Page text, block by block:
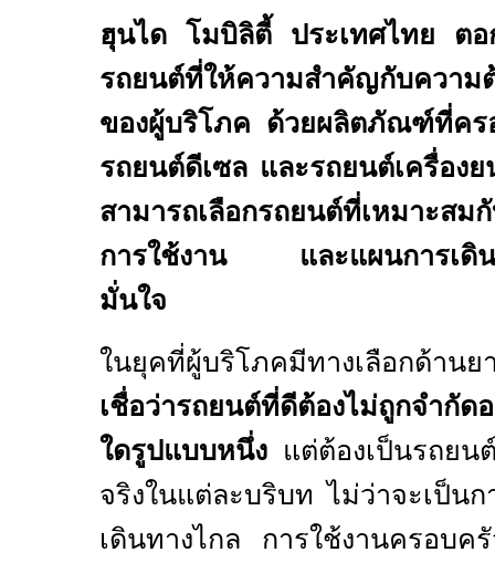
ฮุนได โมบิลิตี้ ประเทศไทย ตอ
รถยนต์ที่ให้ความสำคัญกับความ
ของผู้บริโภค ด้วยผลิตภัณฑ์ที่คร
รถยนต์ดีเซล และรถยนต์เครื่อง
สามารถเลือกรถยนต์ที่เหมาะ
การใช้งาน และแผนการเดินท
มั่นใจ
ในยุคที่ผู้บริโภคมีทางเลือกด้า
เชื่อว่ารถยนต์ที่ดีต้องไม่ถูกจำกัด
ใดรูปแบบหนึ่ง แต่ต้องเป็นรถยน
จริงในแต่ละบริบท ไม่ว่าจะเป็นก
เดินทางไกล การใช้งานครอบค